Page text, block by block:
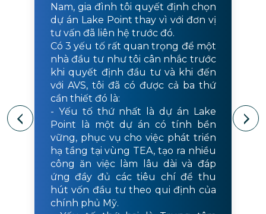
Nam, gia đình tôi quyết định chọn
dự án Lake Point thay vì với đơn vị
tư vấn đã liên hệ trước đó.
Có 3 yếu tố rất quan trọng để một
nhà đầu tư như tôi cân nhắc trước
khi quyết định đầu tư và khi đến
với AVS, tôi đã có được cả ba thứ
cần thiết đó là:
- Yếu tố thứ nhất là dự án Lake
Point là một dự án có tính bền
vững, phục vụ cho việc phát triển
hạ tầng tại vùng TEA, tạo ra nhiều
công ăn việc làm lâu dài và đáp
ứng đầy đủ các tiêu chí để thu
hút vốn đầu tư theo qui định của
chính phủ Mỹ.